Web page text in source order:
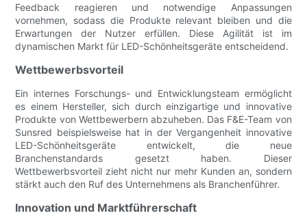
Feedback reagieren und notwendige Anpassungen
vornehmen, sodass die Produkte relevant bleiben und die
Erwartungen der Nutzer erfüllen. Diese Agilität ist im
dynamischen Markt für LED-Schönheitsgeräte entscheidend.
Wettbewerbsvorteil
Ein internes Forschungs- und Entwicklungsteam ermöglicht
es einem Hersteller, sich durch einzigartige und innovative
Produkte von Wettbewerbern abzuheben. Das F&E-Team von
Sunsred beispielsweise hat in der Vergangenheit innovative
LED-Schönheitsgeräte entwickelt, die neue
Branchenstandards gesetzt haben. Dieser
Wettbewerbsvorteil zieht nicht nur mehr Kunden an, sondern
stärkt auch den Ruf des Unternehmens als Branchenführer.
Innovation und Marktführerschaft